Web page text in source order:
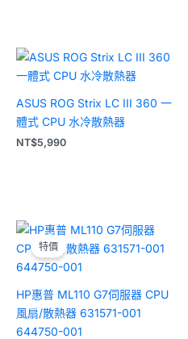
ASUS ROG Strix LC III 360 一
體式 CPU 水冷散熱器
NT$5,990
特價
HP惠普 ML110 G7伺服器 CPU
風扇/散熱器 631571-001
644750-001
原
始
價
格：
目
前
價